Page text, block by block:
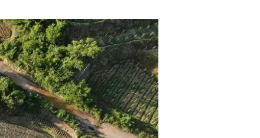
عربى
日本語
한국어
Deutsch
Português